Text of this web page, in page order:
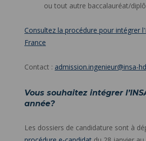
ou tout autre baccalauréat/
Consultez la procédure pour intégrer
France
Contact : admission.ingenieur@insa-
Vous souhaitez intégrer
année?
Les dossiers de candidature sont à